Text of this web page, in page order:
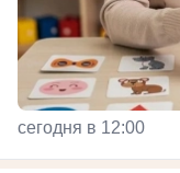
сегодня в 12:00